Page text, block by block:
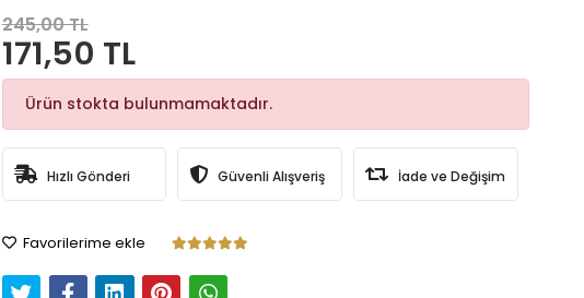
245,00 TL
171,50 TL
Ürün stokta bulunmamaktadır.
Hızlı Gönderi Güvenli Alışveriş İade ve Değişim
Favorilerime ekle